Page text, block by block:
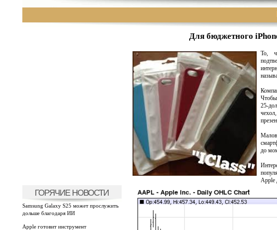
ГОРЯЧИЕ НОВОСТИ
Samsung Galaxy S25 может прослужить
дольше благодаря ИИ
Apple готовит инструмент
Для бюджетного
То,
Чтобы
25-
до
Apple